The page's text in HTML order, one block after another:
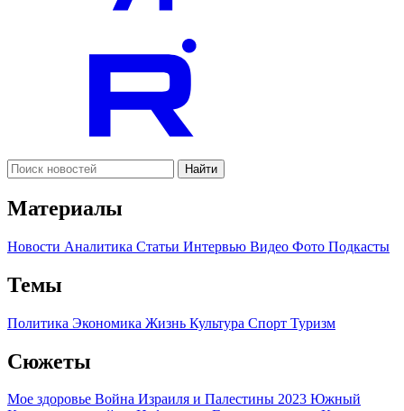
Найти
Материалы
Новости Аналитика Статьи Интервью Видео Фото Подкасты
Темы
Политика Экономика Жизнь Культура Спорт Туризм
Сюжеты
Мое здоровье Война Израиля и Палестины 2023 Южный